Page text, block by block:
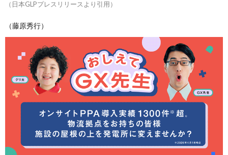
（日本GLPプレスリリースより引用）
（藤原秀行）